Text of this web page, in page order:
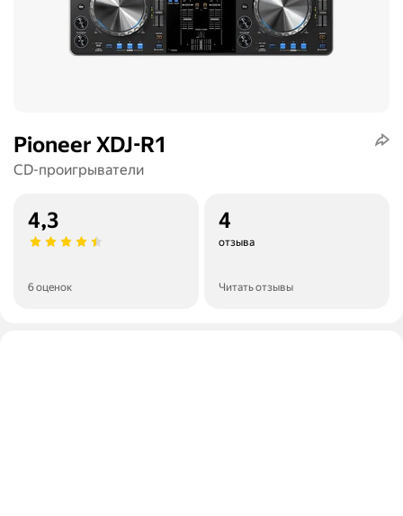
Pioneer XDJ-R1
CD-проигрыватели
4,3
6 оценок
4
отзыва
Читать отзывы